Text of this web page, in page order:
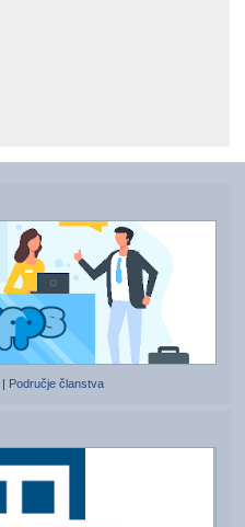
| Područje članstva